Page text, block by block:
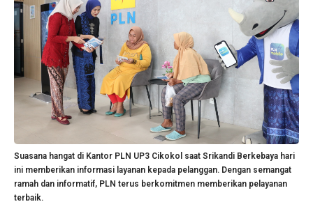
Suasana hangat di Kantor PLN UP3 Cikokol saat Srikandi Berkebaya hari
ini memberikan informasi layanan kepada pelanggan. Dengan semangat
ramah dan informatif, PLN terus berkomitmen memberikan pelayanan
terbaik.